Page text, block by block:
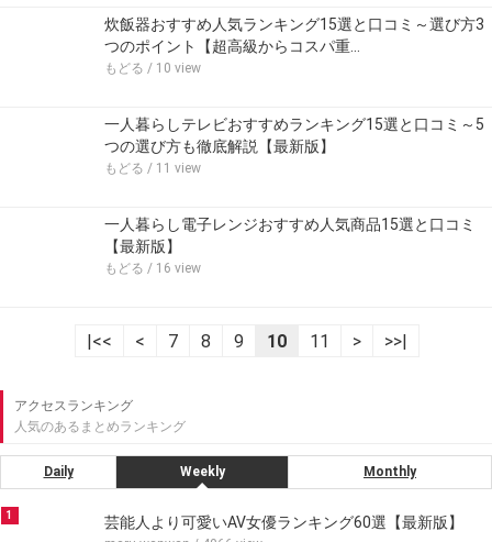
炊飯器おすすめ人気ランキング15選と口コミ～選び方3
つのポイント【超高級からコスパ重…
もどる / 10 view
一人暮らしテレビおすすめランキング15選と口コミ～5
つの選び方も徹底解説【最新版】
もどる / 11 view
一人暮らし電子レンジおすすめ人気商品15選と口コミ
【最新版】
もどる / 16 view
|<< < 7 8 9 10 11 > >>|
アクセスランキング
人気のあるまとめランキング
Daily Weekly Monthly
1 芸能人より可愛いAV女優ランキング60選【最新版】